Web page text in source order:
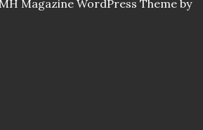
Magazine WordPress Theme by